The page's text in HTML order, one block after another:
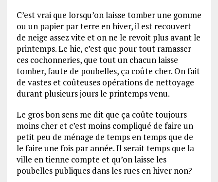
C’est vrai que lorsqu’on laisse tomber une gomme
ou un papier par terre en hiver, il est recouvert
de neige assez vite et on ne le revoit plus avant le
printemps. Le hic, c’est que pour tout ramasser
ces cochonneries, que tout un chacun laisse
tomber, faute de poubelles, ça coûte cher. On fait
de vastes et coûteuses opérations de nettoyage
durant plusieurs jours le printemps venu.
Le gros bon sens me dit que ça coûte toujours
moins cher et c’est moins compliqué de faire un
petit peu de ménage de temps en temps que de
le faire une fois par année. Il serait temps que la
ville en tienne compte et qu’on laisse les
poubelles publiques dans les rues en hiver non?